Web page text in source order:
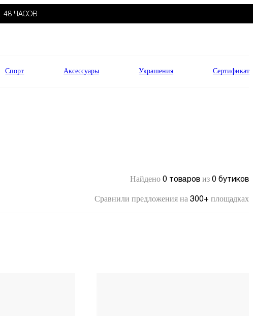
48 ЧАСОВ
Спорт Аксессуары Украшения Сертификат
Найдено 0 товаров из 0 бутиков
Сравнили предложения на 300+ площадках